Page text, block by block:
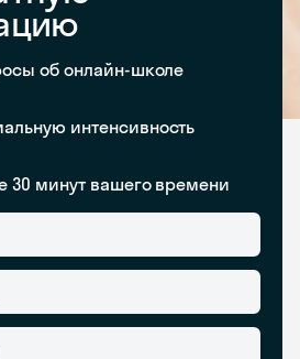
об онлайн-школе
интенсивность
30 минут вашего времени